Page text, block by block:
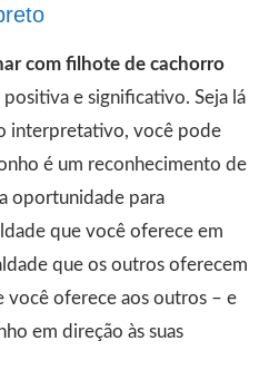
com filhote de cachorro
e significativo. Seja lá
interpretativo, você pode
é um reconhecimento de
oportunidade para
que você oferece em
que os outros oferecem
você oferece aos outros – e
em direção às suas